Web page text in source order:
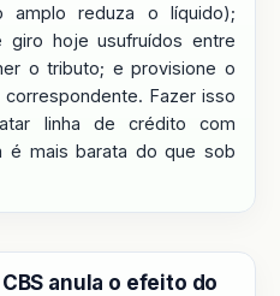
amplo reduza o líquido);
giro hoje usufruídos entre
o tributo; e provisione o
Fazer isso
linha de crédito com
é mais barata do que sob
anula o efeito do